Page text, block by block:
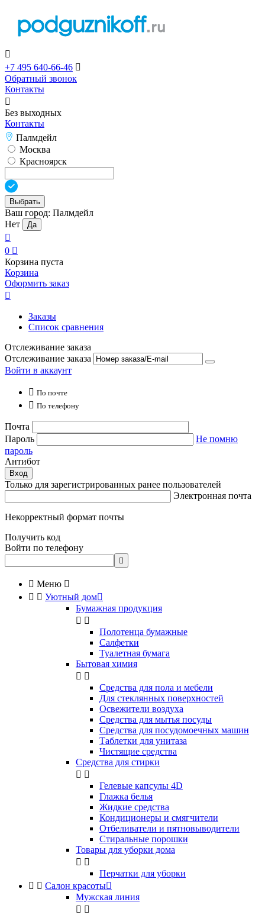

+7 495 640-66-46 
Обратный звонок
Контакты

Без выходных
Контакты
Палмдейл
Москва
Красноярск
Выбрать
Ваш город: Палмдейл
Нет
Да

0 
Корзина пуста
Корзина
Оформить заказ

Заказы
Список сравнения
Отслеживание заказа
Отслеживание заказа
Войти в аккаунт
 По почте
 По телефону
Почта
Пароль
Не помню
пароль
Антибот
Вход
Только для зарегистрированных ранее пользователей
Электронная почта
Некорректный формат почты
Получить код
Войти по телефону

 Меню 
  Уютный дом
Бумажная продукция
 
Полотенца бумажные
Салфетки
Туалетная бумага
Бытовая химия
 
Cредства для пола и мебели
Для стеклянных поверхностей
Освежители воздуха
Средства для мытья посуды
Средства для посудомоечных машин
Таблетки для унитаза
Чистящие средства
Средства для стирки
 
Гелевые капсулы 4D
Глажка белья
Жидкие средства
Кондиционеры и смягчители
Отбеливатели и пятновыводители
Стиральные порошки
Товары для уборки дома
 
Перчатки для уборки
  Салон красоты
Мужская линия
 